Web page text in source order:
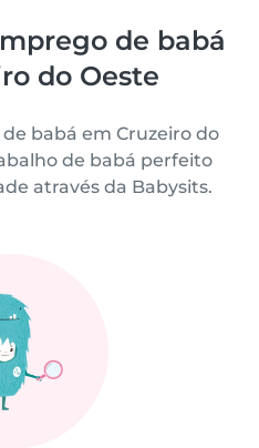
de babá
do Oeste
babá em Cruzeiro do
de babá perfeito
através da Babysits.